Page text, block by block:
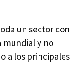
un sector con
mundial y no
a los principales